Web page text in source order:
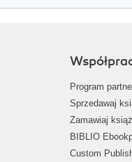
Program
Sprzedawaj
Zamawiaj
BIBLIO
Custom